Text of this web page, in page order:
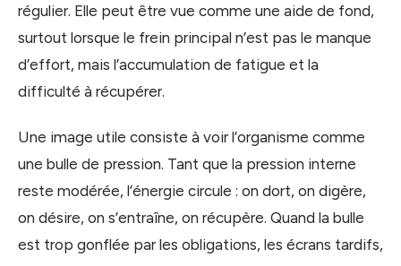
régulier. Elle peut être vue comme une aide de fond,
surtout lorsque le frein principal n’est pas le manque
d’effort, mais l’accumulation de fatigue et la
difficulté à récupérer.
Une image utile consiste à voir l’organisme comme
une bulle de pression. Tant que la pression interne
reste modérée, l’énergie circule : on dort, on digère,
on désire, on s’entraîne, on récupère. Quand la bulle
est trop gonflée par les obligations, les écrans tardifs,